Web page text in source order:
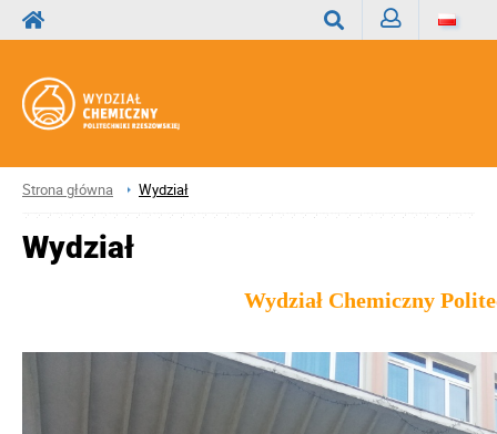
Strona główna Wydział
Wydział
Wydział Chemiczny